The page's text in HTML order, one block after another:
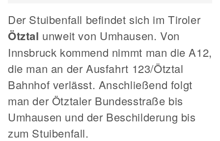
Der Stuibenfall befindet sich im Tiroler
Ötztal unweit von Umhausen. Von
Innsbruck kommend nimmt man die A12,
die man an der Ausfahrt 123/Ötztal
Bahnhof verlässt. Anschließend folgt
man der Ötztaler Bundesstraße bis
Umhausen und der Beschilderung bis
zum Stuibenfall.